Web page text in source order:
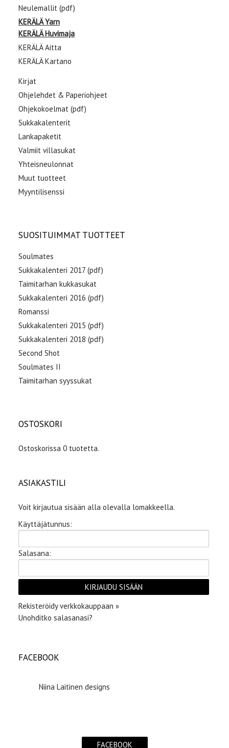
Neulemallit (pdf)
KERÄLÄ Yarn
KERÄLÄ Huvimaja
KERÄLÄ Aitta
KERÄLÄ Kartano
Kirjat
Ohjelehdet & Paperiohjeet
Ohjekokoelmat (pdf)
Sukkakalenterit
Lankapaketit
Valmiit villasukat
Yhteisneulonnat
Muut tuotteet
Myyntilisenssi
SUOSITUIMMAT TUOTTEET
Soulmates
Sukkakalenteri 2017 (pdf)
Taimitarhan kukkasukat
Sukkakalenteri 2016 (pdf)
Romanssi
Sukkakalenteri 2015 (pdf)
Sukkakalenteri 2018 (pdf)
Second Shot
Soulmates II
Taimitarhan syyssukat
OSTOSKORI
Ostoskorissa 0 tuotetta.
ASIAKASTILI
Voit kirjautua sisään alla olevalla lomakkeella.
Käyttäjätunnus:
Salasana:
Rekisteröidy verkkokauppaan »
Unohditko salasanasi?
FACEBOOK
Niina Laitinen designs
FACEBOOK